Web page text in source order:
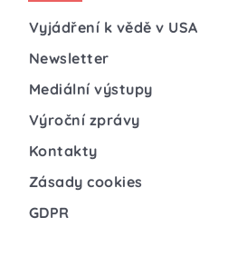
Vyjádření k vědě v USA
Newsletter
Mediální výstupy
Výroční zprávy
Kontakty
Zásady cookies
GDPR